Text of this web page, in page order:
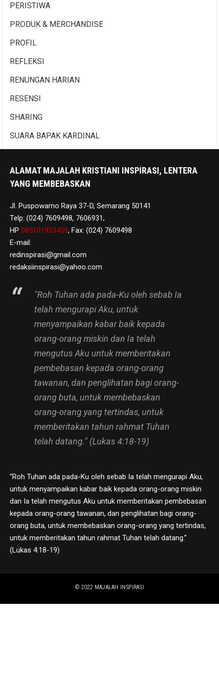
PERISTIWA
PRODUK & MERCHANDISE
PROFIL
REFLEKSI
RENUNGAN HARIAN
RESENSI
SHARING
SUARA BAPAK KARDINAL
ALAMAT MAJALAH KRISTIANI INSPIRASI, LENTERA
YANG MEMBEBASKAN
Jl. Puspowarno Raya 37-D, Semarang 50141
Telp: (024) 7609498, 7606931,
HP 085101923459, Fax: (024) 7609498
E-mail:
redinspirasi@gmail.com
redaksiinspirasi@yahoo.com
"Roh Tuhan ada pada-Ku oleh sebab Ia
telah mengurapi Aku, untuk
menyampaikan kabar baik kepada
orang-orang miskin dan Ia telah
mengutus Aku untuk memberitakan
pembebasan kepada orang-orang
tawanan, dan penglihatan bagi orang-
orang buta, untuk membebaskan
orang-orang yang tertindas, untuk
memberitakan tahun rahmat Tuhan
telah datang." (Lukas 4:18-19)
“Roh Tuhan ada pada-Ku oleh sebab Ia telah mengurapi Aku,
untuk menyampaikan kabar baik kepada orang-orang miskin
dan Ia telah mengutus Aku untuk memberitakan pembebasan
kepada orang-orang tawanan, dan penglihatan bagi orang-
orang buta, untuk membebaskan orang-orang yang tertindas,
untuk memberitakan tahun rahmat Tuhan telah datang.”
(Lukas 4:18-19)
© 2022 MAJALAH INSPIRASI